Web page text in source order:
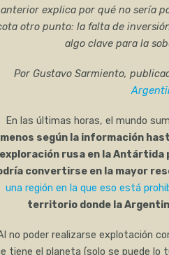
anterior explica por qué no sería
otro punto: la falta de
algo clave para la
Por Gustavo Sarmiento,
En las últimas horas, el mundo
menos según la información
exploración rusa en la Antártida
convertirse en la mayor
una región en la que eso está
territorio donde la
no poder realizarse explotación
tiene el planeta (solo se puede